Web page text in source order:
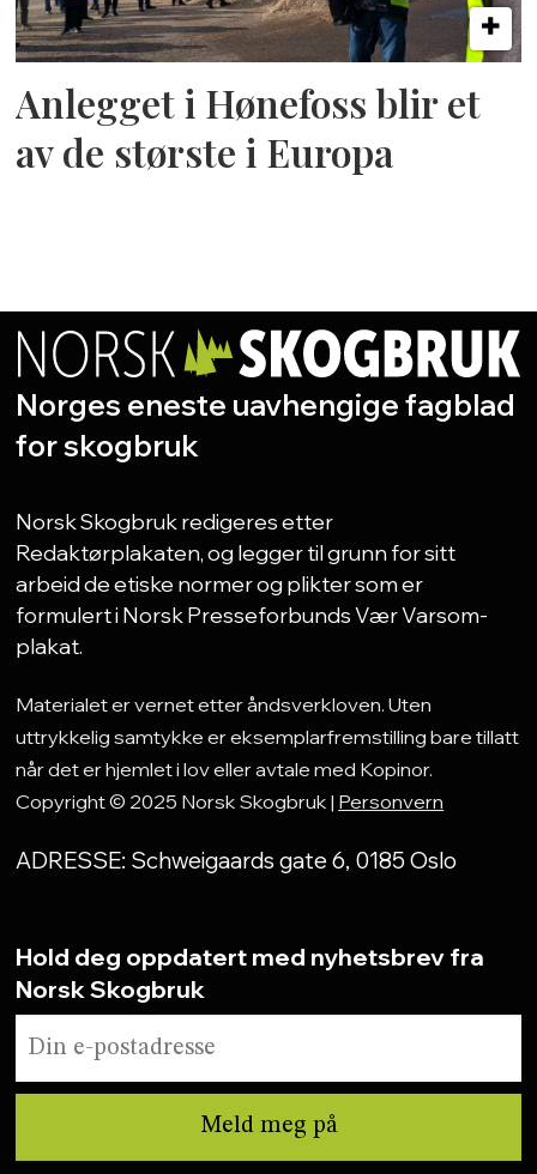
Anlegget i Hønefoss blir et
av de største i Europa
Norges eneste uavhengige fagblad
for skogbruk
Norsk Skogbruk redigeres etter
Redaktørplakaten, og legger til grunn for sitt
arbeid de etiske normer og plikter som er
formulert i Norsk Presseforbunds Vær Varsom-
plakat.
Materialet er vernet etter åndsverkloven. Uten
uttrykkelig samtykke er eksemplarfremstilling bare tillatt
når det er hjemlet i lov eller avtale med Kopinor.
Copyright © 2025 Norsk Skogbruk | Personvern
ADRESSE: Schweigaards gate 6, 0185 Oslo
Hold deg oppdatert med nyhetsbrev fra
Norsk Skogbruk